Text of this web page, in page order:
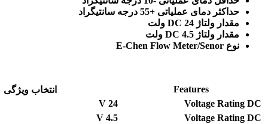
حداکثر دمای عملیاتی +55 درجه سانتیگراد
مقدار ولتاژ DC 24 ولت
مقدار ولتاژ DC 4.5 ولت
نوع E-Chen Flow Meter/Senor
Features
انتخاب ویژگی
Voltage Rating DC
24
V
Voltage Rating DC
4.5
V